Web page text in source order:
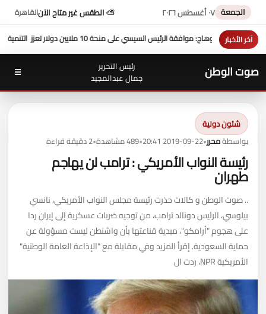
الجمعة ٠٧ أغسطس ٢٠٢٦ ⛅ الطقس غير متاح الآنالقاهرة
آخر الأخبار
بمشاركة محافظ سوهاج في أداء صلاة الجمعة
صوت الوطن
رئيس التحرير
جمال عبدالمجيد
☰
شئون دولية
بواسطةمحرر•
2019-09-22 20:41
•489 مشاهدة •2 دقيقة قراءة
رئيسة النواب الأمريكي : ترامب لن يهاجم
طهران
.. صوت الوطن و كالات حذرت رئيسة مجلس النواب الأمريكي، نانسي
بيلوسي، الرئيس دونالد ترامب، من توجيه ضربات عسكرية إلى إيران ردا
على هجوم "أرامكو"، مبدية قناعتها بأن واشنطن ليست مسؤولة عن
حماية السعودية. إقرأ المزيد وفي مقابلة مع "الإذاعة العامة الوطنية"
الأمريكية NPR، ردت ال